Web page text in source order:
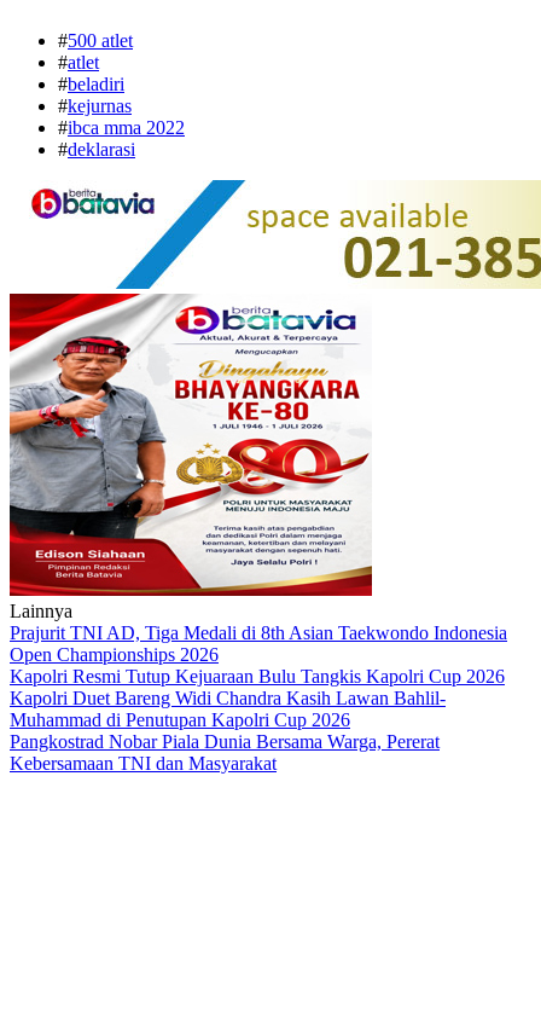
#500 atlet
#atlet
#beladiri
#kejurnas
#ibca mma 2022
#deklarasi
Lainnya
Prajurit TNI AD, Tiga Medali di 8th Asian Taekwondo Indonesia
Open Championships 2026
Kapolri Resmi Tutup Kejuaraan Bulu Tangkis Kapolri Cup 2026
Kapolri Duet Bareng Widi Chandra Kasih Lawan Bahlil-
Muhammad di Penutupan Kapolri Cup 2026
Pangkostrad Nobar Piala Dunia Bersama Warga, Pererat
Kebersamaan TNI dan Masyarakat